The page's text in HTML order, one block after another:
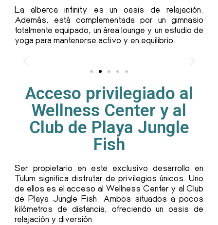
La alberca infinity es un oasis de relajación.
Además, está complementada por un gimnasio
totalmente equipado, un área lounge y un estudio de
yoga para mantenerse activo y en equilibrio.
Acceso privilegiado al
Wellness Center y al
Club de Playa Jungle
Fish
Ser propietario en este exclusivo desarrollo en
Tulum significa disfrutar de privilegios únicos. Uno
de ellos es el acceso al Wellness Center y al Club
de Playa Jungle Fish. Ambos situados a pocos
kilómetros de distancia, ofreciendo un oasis de
relajación y diversión.